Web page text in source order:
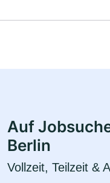
Auf
Berlin
Vollzeit, Teilzeit &